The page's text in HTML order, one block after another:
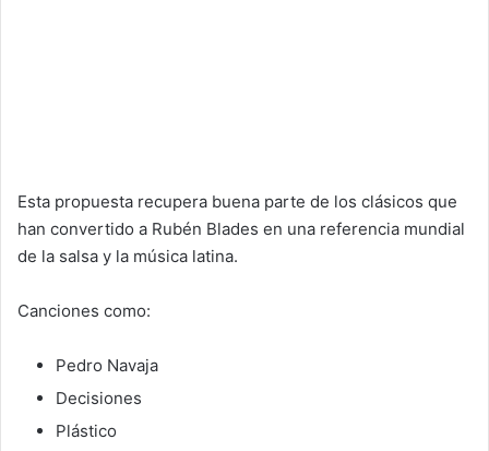
Esta propuesta recupera buena parte de los clásicos que
han convertido a Rubén Blades en una referencia mundial
de la salsa y la música latina.
Canciones como:
Pedro Navaja
Decisiones
Plástico